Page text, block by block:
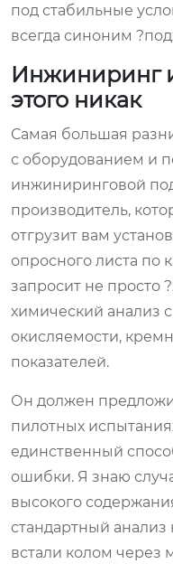
под стабильные
всегда синоним
Инжиниринг
этого никак
Самая большая
с оборудованием и
инжиниринговой
производитель,
отгрузит вам
опросного листа по
запросит не просто
химический анализ
окисляемости,
показателей.
Он должен
пилотных
единственный
ошибки. Я знаю
высокого
стандартный
встали колом через